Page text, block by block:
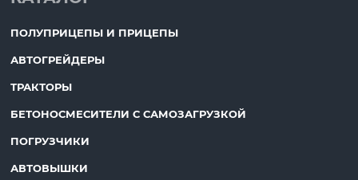
ПОЛУПРИЦЕПЫ И ПРИЦЕПЫ
АВТОГРЕЙДЕРЫ
ТРАКТОРЫ
БЕТОНОСМЕСИТЕЛИ С САМОЗАГРУЗКОЙ
ПОГРУЗЧИКИ
АВТОВЫШКИ